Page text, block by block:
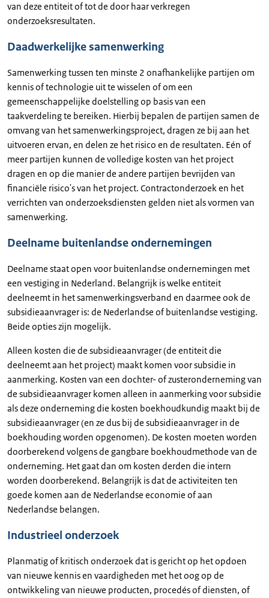
van deze entiteit of tot de door haar verkregen
onderzoeksresultaten.
Daadwerkelijke samenwerking
Samenwerking tussen ten minste 2 onafhankelijke partijen om
kennis of technologie uit te wisselen of om een
gemeenschappelijke doelstelling op basis van een
taakverdeling te bereiken. Hierbij bepalen de partijen samen de
omvang van het samenwerkingsproject, dragen ze bij aan het
uitvoeren ervan, en delen ze het risico en de resultaten. Eén of
meer partijen kunnen de volledige kosten van het project
dragen en op die manier de andere partijen bevrijden van
financiële risico's van het project. Contractonderzoek en het
verrichten van onderzoeksdiensten gelden niet als vormen van
samenwerking.
Deelname buitenlandse ondernemingen
Deelname staat open voor buitenlandse ondernemingen met
een vestiging in Nederland. Belangrijk is welke entiteit
deelneemt in het samenwerkingsverband en daarmee ook de
subsidieaanvrager is: de Nederlandse of buitenlandse vestiging.
Beide opties zijn mogelijk.
Alleen kosten die de subsidieaanvrager (de entiteit die
deelneemt aan het project) maakt komen voor subsidie in
aanmerking. Kosten van een dochter- of zusteronderneming van
de subsidieaanvrager komen alleen in aanmerking voor subsidie
als deze onderneming die kosten boekhoudkundig maakt bij de
subsidieaanvrager (en ze dus bij de subsidieaanvrager in de
boekhouding worden opgenomen). De kosten moeten worden
doorberekend volgens de gangbare boekhoudmethode van de
onderneming. Het gaat dan om kosten derden die intern
worden doorberekend. Belangrijk is dat de activiteiten ten
goede komen aan de Nederlandse economie of aan
Nederlandse belangen.
Industrieel onderzoek
Planmatig of kritisch onderzoek dat is gericht op het opdoen
van nieuwe kennis en vaardigheden met het oog op de
ontwikkeling van nieuwe producten, procedés of diensten, of